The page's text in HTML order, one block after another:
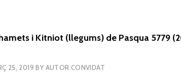
i Kitniot (llegums) de Pasqua 5779
25, 2019 BY AUTOR CONVIDAT